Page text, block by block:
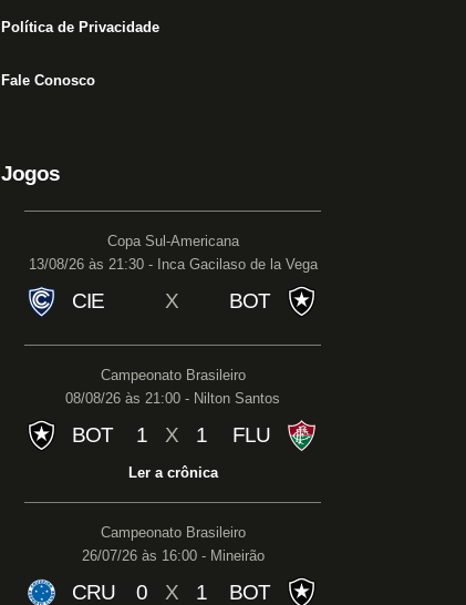
Política de Privacidade
Fale Conosco
Jogos
Copa Sul-Americana
13/08/26 às 21:30 - Inca Gacilaso de la Vega
CIE X BOT
Campeonato Brasileiro
08/08/26 às 21:00 - Nilton Santos
BOT 1 X 1 FLU
Ler a crônica
Campeonato Brasileiro
26/07/26 às 16:00 - Mineirão
CRU 0 X 1 BOT